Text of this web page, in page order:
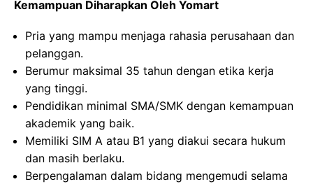
Kemampuan Diharapkan Oleh Yomart
Pria yang mampu menjaga rahasia perusahaan dan
pelanggan.
Berumur maksimal 35 tahun dengan etika kerja
yang tinggi.
Pendidikan minimal SMA/SMK dengan kemampuan
akademik yang baik.
Memiliki SIM A atau B1 yang diakui secara hukum
dan masih berlaku.
Berpengalaman dalam bidang mengemudi selama